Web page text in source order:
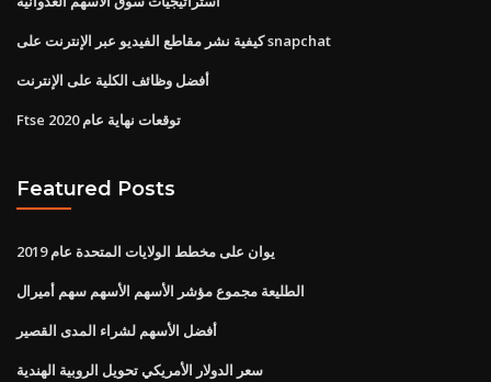
كيفية نشر مقاطع الفيديو عبر الإنترنت على snapchat
أفضل وظائف الكلية على الإنترنت
Ftse توقعات نهاية عام 2020
Featured Posts
يوان على مخطط الولايات المتحدة عام 2019
الطليعة مجموع مؤشر الأسهم الأسهم سهم أميرال
أفضل الأسهم لشراء المدى القصير
سعر الدولار الأمريكي تحويل الروبية الهندية